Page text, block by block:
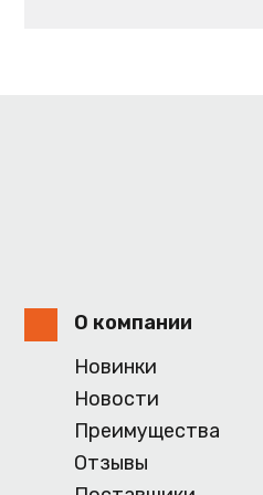
О компании
Новинки
Новости
Преимущества
Отзывы